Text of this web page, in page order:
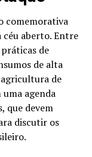
comemorativa
aberto. Entre
de
de alta
de
agenda
que devem
discutir os